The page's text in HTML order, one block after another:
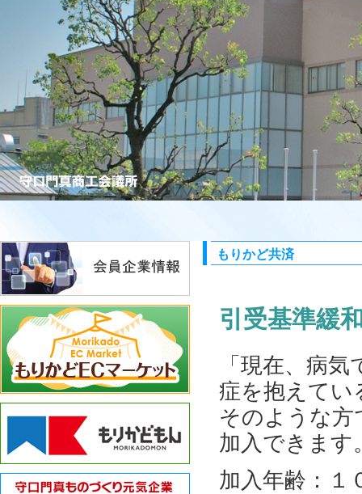
もりかど共済
引受基準緩
「現在、病
症を抱えてい
そのような方
加入できます
加入年齢：１